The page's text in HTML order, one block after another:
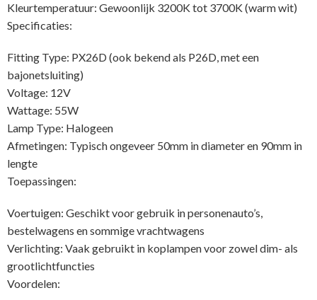
Kleurtemperatuur: Gewoonlijk 3200K tot 3700K (warm wit)
Specificaties:
Fitting Type: PX26D (ook bekend als P26D, met een
bajonetsluiting)
Voltage: 12V
Wattage: 55W
Lamp Type: Halogeen
Afmetingen: Typisch ongeveer 50mm in diameter en 90mm in
lengte
Toepassingen:
Voertuigen: Geschikt voor gebruik in personenauto’s,
bestelwagens en sommige vrachtwagens
Verlichting: Vaak gebruikt in koplampen voor zowel dim- als
grootlichtfuncties
Voordelen: